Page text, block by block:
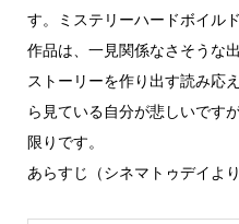
す。ミステリーハードボイル
作品は、一見関係なさそうな
ストーリーを作り出す読み応
ら見ている自分が悲しいです
限りです。
あらすじ（シネマトゥデイより